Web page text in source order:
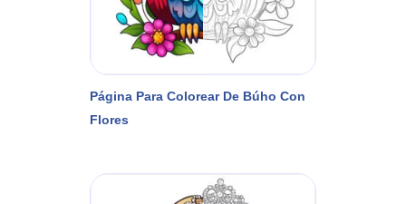
Página Para Colorear De Búho Con
Flores